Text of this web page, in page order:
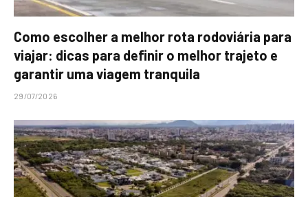
Como escolher a melhor rota rodoviária para
viajar: dicas para definir o melhor trajeto e
garantir uma viagem tranquila
29/07/2026